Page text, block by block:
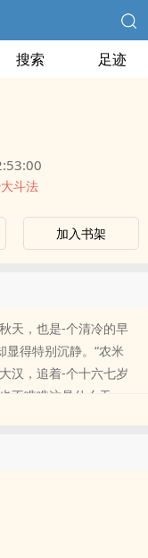
搜索 足迹
斗法
加入书架
天，也是-个清冷的早
得特别沉静。“农米
汉，追着-个十六七岁
不瞧瞧这是什么天
东溪可从没有得罪过
不打算下河。”“哈
啦。喂，刚刚天亮